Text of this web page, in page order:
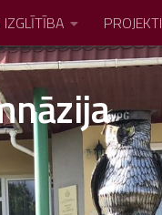
IZGLĪTĪBA PROJEKTI